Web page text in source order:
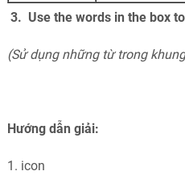
3. Use the words in the box
(Sử dụng những từ trong
Hướng dẫn giải:
1. icon